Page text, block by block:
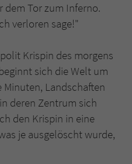
dem Tor zum Inferno.
verloren sage!"
Krispin des morgens
sich die Welt um
Landschaften
deren Zentrum sich
den Krispin in eine
je ausgelöscht wurde,
GmbH & Co. KG
einzelner Buchtitel
GmbH & Co. KG